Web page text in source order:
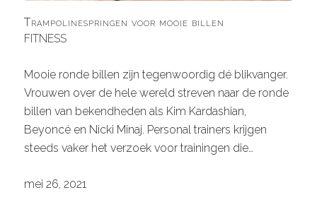
Trampolinespringen voor mooie billen
FITNESS
Mooie ronde billen zijn tegenwoordig dé blikvanger.
Vrouwen over de hele wereld streven naar de ronde
billen van bekendheden als Kim Kardashian,
Beyoncé en Nicki Minaj. Personal trainers krijgen
steeds vaker het verzoek voor trainingen die…
mei 26, 2021